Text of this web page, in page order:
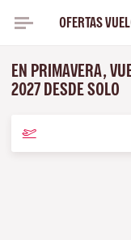
OFERTAS
EN PRIMAVERA,
2027 DESDE SOLO